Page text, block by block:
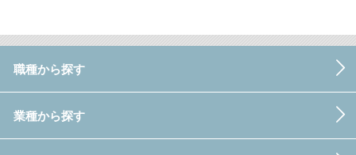
職種から探す
業種から探す